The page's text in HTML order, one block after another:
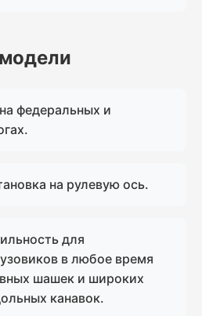
федеральных и
на рулевую ось.
для
в любое время
шашек и широких
канавок.